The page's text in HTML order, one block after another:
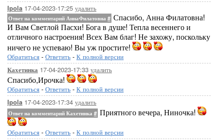
Ipola 17-04-2023-17:25 удалить
Ответ на комментарий АннаФилатовна # Спасибо, Анна Филатовна!
И Вам Светлой Пасхи! Бога в душе! Тепла весеннего и
отличного настроения! Всех Вам благ! Не захожу, поскольку
ничего не успеваю! Вы уж простите!
Обратиться - Ответить - К полной версии
Кахетинка 17-04-2023-17:33 удалить
Спасибо,Ирочка!
Обратиться - Ответить - К полной версии
Ipola 17-04-2023-17:34 удалить
Ответ на комментарий Кахетинка # Приятного вечера, Ниночка!
Обратиться - Ответить - К полной версии